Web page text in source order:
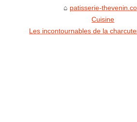
patisserie-
Cuisine
Les incontournables de la